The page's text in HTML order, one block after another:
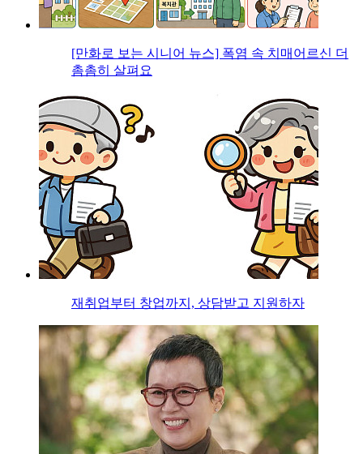
[만화로 보는 시니어 뉴스] 폭염 속 치매어르신 더
촘촘히 살펴요
재취업부터 창업까지, 상담받고 지원하자